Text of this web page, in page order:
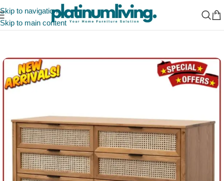
Skip to navigation
Skip to main content
Beranda/Indonesia Furniture Manufacturer